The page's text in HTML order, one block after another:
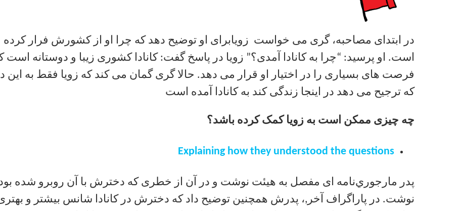
در ابتدای مصاحبه، گری می خواست زویابرای او توضیح دهد که چرا او از کشورش فرار کرده
است. او پرسید: “چرا به کانادا آمدی؟” زویا در پاسخ گفت: کانادا کشوری زیبا و دوستانه است
فرصت های بسیاری را در اختیار او قرار می دهد. حالا گری گمان می کند که زویا فقط به این
که ترجیح می دهد در اینجا زندگی کند به کانادا آمده است
چه چیزی ممکن است به زویا کمک کرده باشد؟
Explaining how they understood the questions
پدر مارجورينامه ای مفصل به هیئت نوشت و در آن از خطری که دخترش با آن روبرو شده
نوشت. در پاراگراف آخر,، پدرش همچنین توضیح داد كه دخترش در کانادا شانس بیشتر و